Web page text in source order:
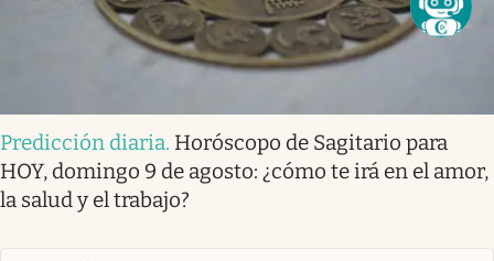
Predicción diaria. Horóscopo de Sagitario para
HOY, domingo 9 de agosto: ¿cómo te irá en el amor,
la salud y el trabajo?